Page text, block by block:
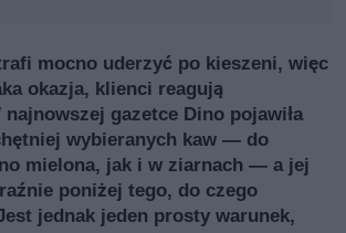
mocno uderzyć po kieszeni, więc
okazja, klienci reagują
gazetce Dino pojawiła
wybieranych kaw — do
mielona, jak i w ziarnach — a jej
poniżej tego, do czego
jednak jeden prosty warunek,